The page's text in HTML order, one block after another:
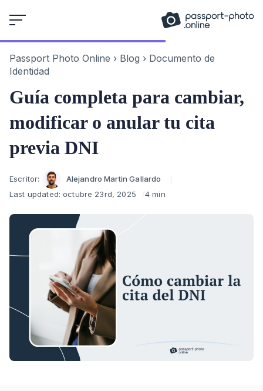
to
Passport Photo Online › Blog › Documento de
Identidad
Guía completa para cambiar,
modificar o anular tu cita
previa DNI
Author
Escritor:
Alejandro Martin Gallardo
Last updated:octubre 23rd, 2025 4 min